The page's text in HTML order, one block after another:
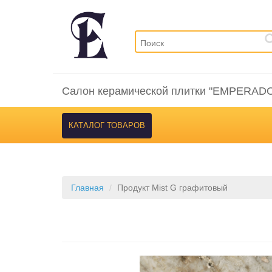
Салон керамической плитки
КАТАЛОГ ТОВАРОВ
Главная Продукт Mist G графитовый